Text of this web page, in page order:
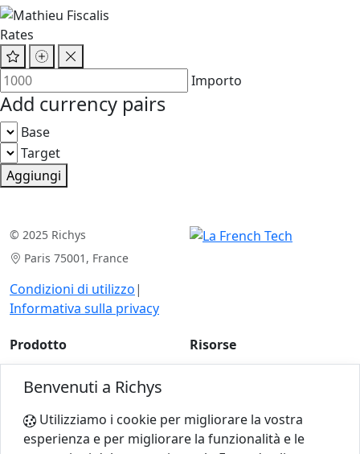
Rates
Importo
Add currency pairs
Base
Target
Aggiungi
© 2025 Richys
Paris 75001, France
Condizioni di utilizzo|
Informativa sulla privacy
Prodotto
Per gli esperti
Risorse
Azienda
Benvenuti a Richys
Utilizziamo i cookie per migliorare la vostra
esperienza e per migliorare la funzionalità e le